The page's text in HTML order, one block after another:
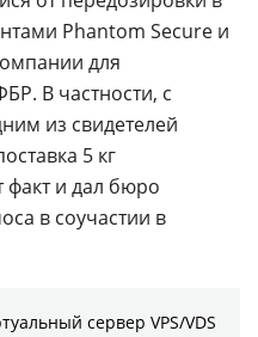
Phantom Secure и
для
В частности, с
из свидетелей
5 кг
факт и дал бюро
в соучастии в
сервер VPS/VDS